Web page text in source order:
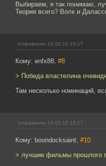
Выбираем, я так понимаю,
Теория всего? Волк и
отправлено 10.02.15 15:17
Кому: enfx88, #8
> Победа властелина
Там несколько номинаций,
отправлено 10.02.15 15:17
Кому: boondocksaint, #10
> лучшие фильмы прошлого